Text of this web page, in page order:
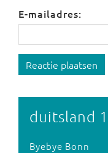
E-mailadres:
Reactie plaatsen
duitsland
Byebye Bonn